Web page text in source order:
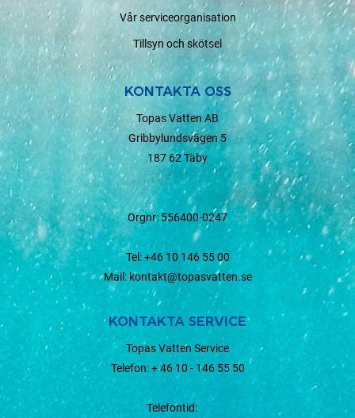
KONTAKTA OSS
Topas Vatten AB
Gribbylundsvägen 5
187 62 Täby
Orgnr: 556400-0247
Tel:+46 10 146 55 00
Mail:kontakt@topasvatten.se
KONTAKTA SERVICE
Topas Vatten Service
Telefon:+ 46 10 - 146 55 50
Telefontid:
Vår serviceorganisation
Tillsyn och skötsel